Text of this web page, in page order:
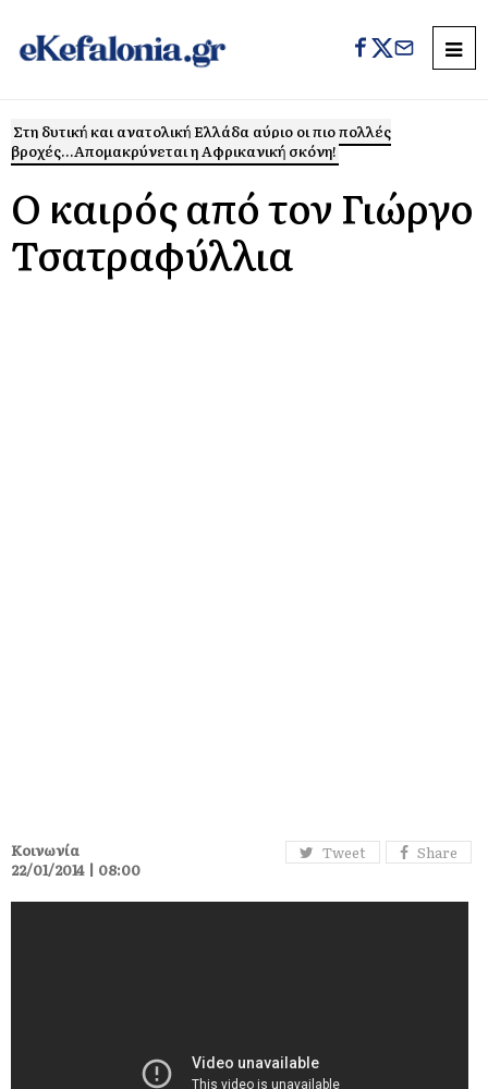
Στη δυτική και ανατολική Ελλάδα αύριο οι πιο πολλές
βροχές...Απομακρύνεται η Αφρικανική σκόνη!
Ο καιρός από τον Γιώργο
Τσατραφύλλια
Tweet Share
Κοινωνία
22/01/2014 | 08:00